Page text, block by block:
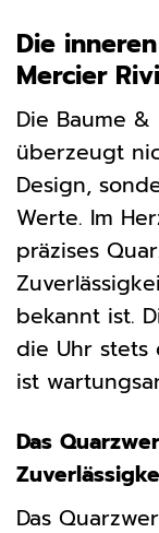
Die
Mercier
Die Baume &
überzeugt
Design,
Werte. Im
präzises
bekannt ist.
die Uhr
ist
Das
Das